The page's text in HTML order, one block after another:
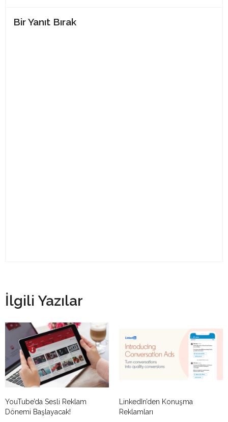
Bir Yanıt Bırak
İlgili Yazılar
YouTube’da Sesli Reklam
Dönemi Başlayacak!
LinkedIn’den Konuşma
Reklamları